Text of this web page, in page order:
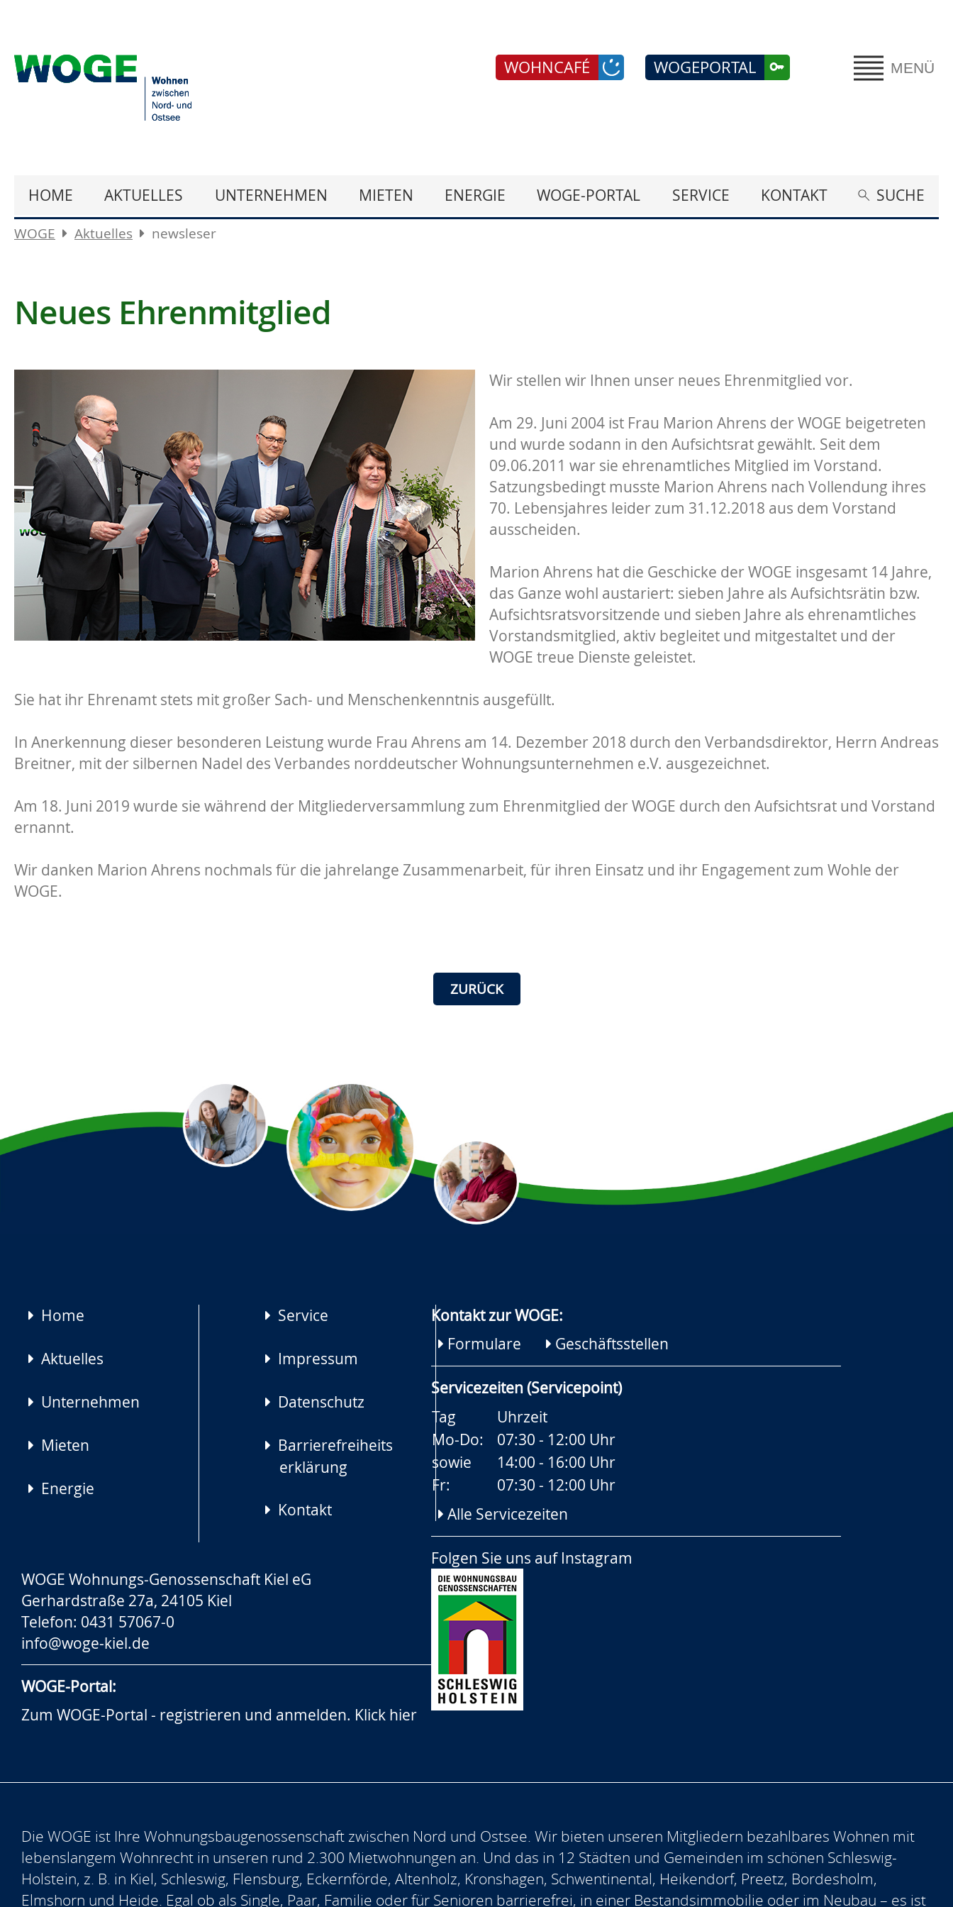
MENÜ
WOGEPORTAL
WOHNCAFÉ
HOME AKTUELLES UNTERNEHMEN MIETEN ENERGIE WOGE-PORTAL SERVICE KONTAKT SUCHE
WOGE Aktuelles newsleser
Neues Ehrenmitglied
Wir stellen wir Ihnen unser neues Ehrenmitglied vor.
Am 29. Juni 2004 ist Frau Marion Ahrens der WOGE beigetreten
und wurde sodann in den Aufsichtsrat gewählt. Seit dem
09.06.2011 war sie ehrenamtliches Mitglied im Vorstand.
Satzungsbedingt musste Marion Ahrens nach Vollendung ihres
70. Lebensjahres leider zum 31.12.2018 aus dem Vorstand
ausscheiden.
Marion Ahrens hat die Geschicke der WOGE insgesamt 14 Jahre,
das Ganze wohl austariert: sieben Jahre als Aufsichtsrätin bzw.
Aufsichtsratsvorsitzende und sieben Jahre als ehrenamtliches
Vorstandsmitglied, aktiv begleitet und mitgestaltet und der
WOGE treue Dienste geleistet.
Sie hat ihr Ehrenamt stets mit großer Sach- und Menschenkenntnis ausgefüllt.
In Anerkennung dieser besonderen Leistung wurde Frau Ahrens am 14. Dezember 2018 durch den Verbandsdirektor, Herrn Andreas
Breitner, mit der silbernen Nadel des Verbandes norddeutscher Wohnungsunternehmen e.V. ausgezeichnet.
Am 18. Juni 2019 wurde sie während der Mitgliederversammlung zum Ehrenmitglied der WOGE durch den Aufsichtsrat und Vorstand
ernannt.
Wir danken Marion Ahrens nochmals für die jahrelange Zusammenarbeit, für ihren Einsatz und ihr Engagement zum Wohle der
WOGE.
ZURÜCK
Navigation
Home
Aktuelles
Unternehmen
Mieten
Energie
Service
Impressum
Datenschutz
Barrierefreiheits
erklärung
Kontakt
Kontakt zur WOGE:
Formulare
Geschäftsstellen
Servicezeiten (Servicepoint)
Tag
Uhrzeit
Mo-Do:
07:30 - 12:00 Uhr
sowie
14:00 - 16:00 Uhr
Fr:
07:30 - 12:00 Uhr
Alle Servicezeiten
Folgen Sie uns auf Instagram
WOGE Wohnungs-Genossenschaft Kiel eG
Gerhardstraße 27a, 24105 Kiel
Telefon: 0431 57067-0
info@woge-kiel.de
WOGE-Portal:
Zum WOGE-Portal - registrieren und anmelden. Klick hier
Die WOGE ist Ihre Wohnungsbaugenossenschaft zwischen Nord und Ostsee. Wir bieten unseren Mitgliedern bezahlbares Wohnen mit
lebenslangem Wohnrecht in unseren rund 2.300 Mietwohnungen an. Und das in 12 Städten und Gemeinden im schönen Schleswig-
Holstein, z. B. in Kiel, Schleswig, Flensburg, Eckernförde, Altenholz, Kronshagen, Schwentinental, Heikendorf, Preetz, Bordesholm,
Elmshorn und Heide. Egal ob als Single, Paar, Familie oder für Senioren barrierefrei, in einer Bestandsimmobilie oder im Neubau – es ist